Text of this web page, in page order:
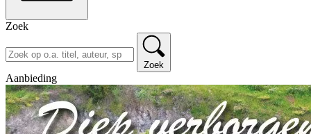
Zoek
Zoek
Aanbieding